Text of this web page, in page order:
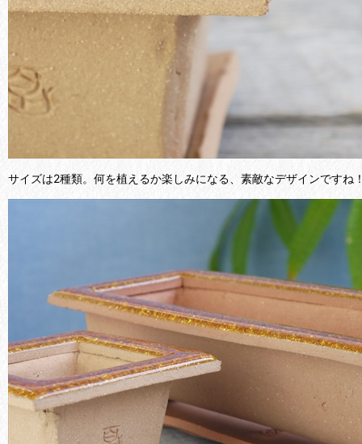
サイズは2種類。何を植えるか楽しみになる、素敵なデザインですね